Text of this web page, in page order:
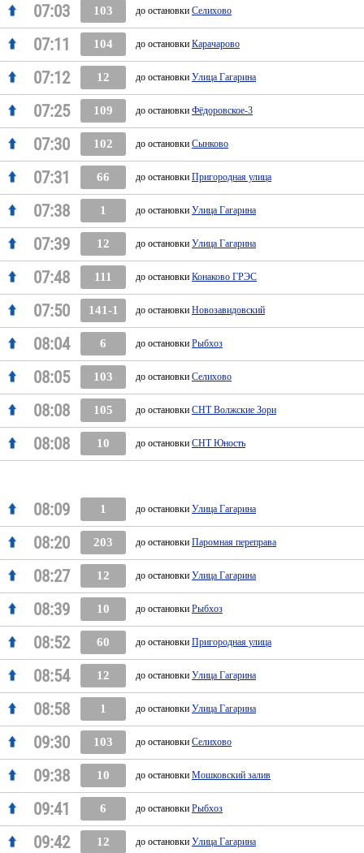
07:03 103 до остановки Селихово
07:11 104 до остановки Карачарово
07:12 12 до остановки Улица Гагарина
07:25 109 до остановки Фёдоровское-3
07:30 102 до остановки Сынково
07:31 66 до остановки Пригородная улица
07:38 1 до остановки Улица Гагарина
07:39 12 до остановки Улица Гагарина
07:48 111 до остановки Конаково ГРЭС
07:50 141-1 до остановки Новозавидовский
08:04 6 до остановки Рыбхоз
08:05 103 до остановки Селихово
08:08 105 до остановки СНТ Волжские Зори
08:08 10 до остановки СНТ Юность
08:09 1 до остановки Улица Гагарина
08:20 203 до остановки Паромная переправа
08:27 12 до остановки Улица Гагарина
08:39 10 до остановки Рыбхоз
08:52 60 до остановки Пригородная улица
08:54 12 до остановки Улица Гагарина
08:58 1 до остановки Улица Гагарина
09:30 103 до остановки Селихово
09:38 10 до остановки Мошковский залив
09:41 6 до остановки Рыбхоз
09:42 12 до остановки Улица Гагарина